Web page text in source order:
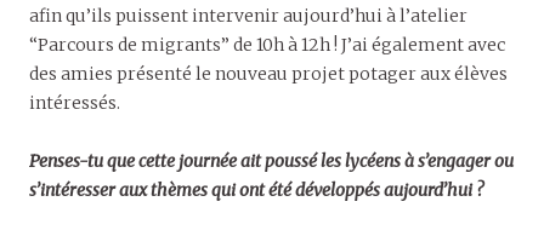
afin qu’ils puissent intervenir aujourd’hui à l’atelier
“Parcours de migrants” de 10h à 12h ! J’ai également avec
des amies présenté le nouveau projet potager aux élèves
intéressés.
Penses-tu que cette journée ait poussé les lycéens à s’engager ou
s’intéresser aux thèmes qui ont été développés aujourd’hui ?